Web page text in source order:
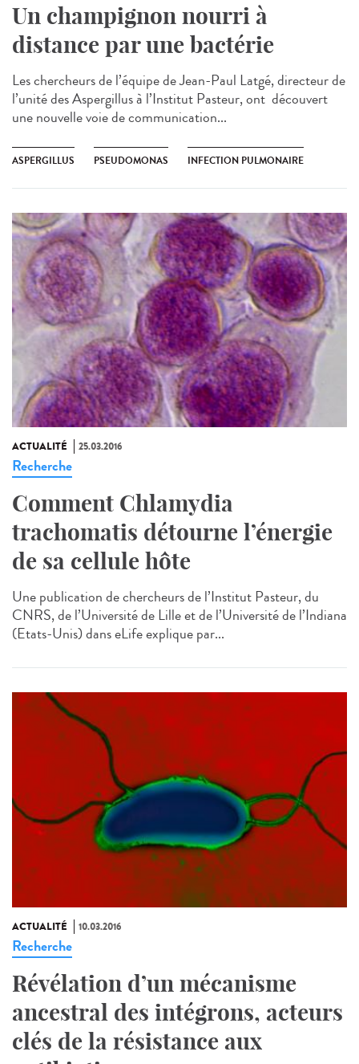
Un champignon nourri à
distance par une bactérie
Les chercheurs de l’équipe de Jean-Paul Latgé, directeur de
l’unité des Aspergillus à l’Institut Pasteur, ont découvert
une nouvelle voie de communication...
ASPERGILLUS PSEUDOMONAS INFECTION PULMONAIRE
ACTUALITÉ 25.03.2016
Recherche
Comment Chlamydia
trachomatis détourne l’énergie
de sa cellule hôte
Une publication de chercheurs de l’Institut Pasteur, du
CNRS, de l’Université de Lille et de l’Université de l’Indiana
(Etats-Unis) dans eLife explique par...
ACTUALITÉ 10.03.2016
Recherche
Révélation d’un mécanisme
ancestral des intégrons, acteurs
clés de la résistance aux